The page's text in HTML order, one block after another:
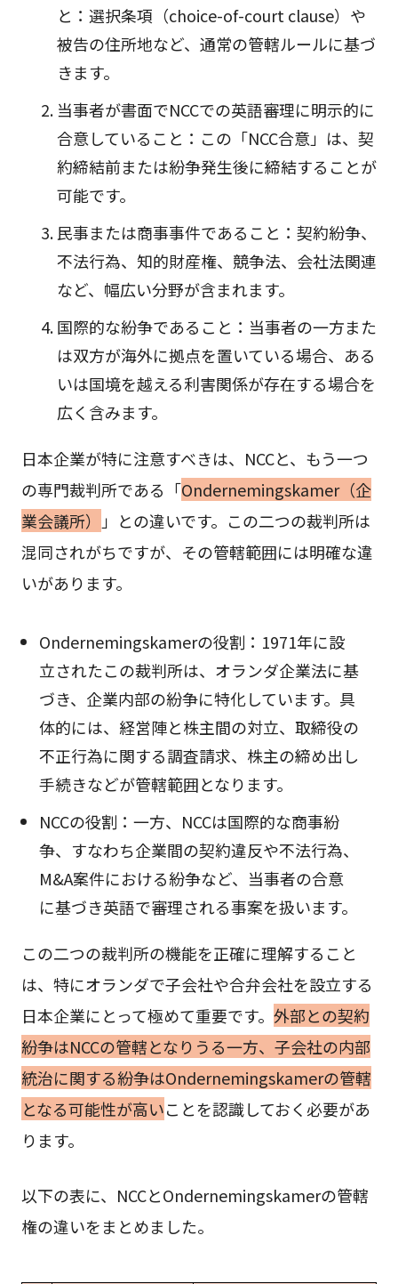
と：選択条項（choice-of-court clause）や
被告の住所地など、通常の管轄ルールに基づ
きます。
当事者が書面でNCCでの英語審理に明示的に
合意していること：この「NCC合意」は、契
約締結前または紛争発生後に締結することが
可能です。
民事または商事事件であること：契約紛争、
不法行為、知的財産権、競争法、会社法関連
など、幅広い分野が含まれます。
国際的な紛争であること：当事者の一方また
は双方が海外に拠点を置いている場合、ある
いは国境を越える利害関係が存在する場合を
広く含みます。
日本企業が特に注意すべきは、NCCと、もう一つ
の専門裁判所である「Ondernemingskamer（企
業会議所）
」との違いです。この二つの裁判所は
混同されがちですが、その管轄範囲には明確な違
いがあります。
Ondernemingskamerの役割：1971年に設
立されたこの裁判所は、オランダ企業法に基
づき、企業内部の紛争に特化しています。具
体的には、経営陣と株主間の対立、取締役の
不正行為に関する調査請求、株主の締め出し
手続きなどが管轄範囲となります。
NCCの役割：一方、NCCは国際的な商事紛
争、すなわち企業間の契約違反や不法行為、
M&A案件における紛争など、当事者の合意
に基づき英語で審理される事案を扱います。
この二つの裁判所の機能を正確に理解すること
は、特にオランダで子会社や合弁会社を設立する
日本企業にとって極めて重要です。 外部との契約
紛争はNCCの管轄となりうる一方、子会社の内部
統治に関する紛争はOndernemingskamerの管轄
となる可能性が高いことを認識しておく必要があ
ります。
以下の表に、NCCとOndernemingskamerの管轄
権の違いをまとめました。